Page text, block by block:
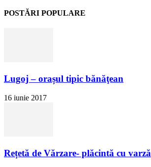
POSTĂRI POPULARE
Lugoj – orașul tipic bănăţean
16 iunie 2017
Rețetă de Vărzare- plăcintă cu varză